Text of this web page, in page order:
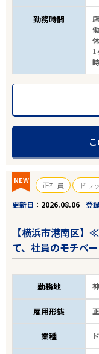
勤務時間
1
NEW 正社員
ドラ
更新日
2026.08.06 登
【横浜市港南区
て、社員のモチベ
勤務地
雇用形態
業種